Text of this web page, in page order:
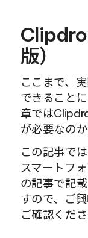
版）
ここまで、
できること
章では
が必要なの
この記事で
スマートフ
の記事で記
すので、ご
ご確認くださ